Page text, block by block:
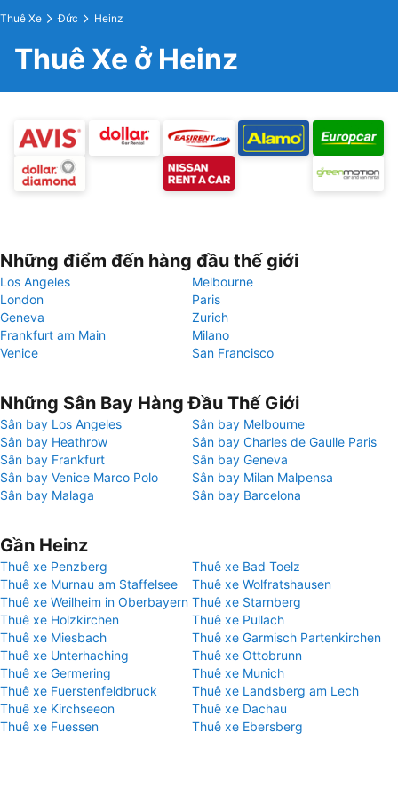
Thuê Xe Đức Heinz
Thuê Xe ở Heinz
Những điểm đến hàng đầu thế giới
Los Angeles
Melbourne
London
Paris
Geneva
Zurich
Frankfurt am Main
Milano
Venice
San Francisco
Những Sân Bay Hàng Đầu Thế Giới
Sân bay Los Angeles
Sân bay Melbourne
Sân bay Heathrow
Sân bay Charles de Gaulle Paris
Sân bay Frankfurt
Sân bay Geneva
Sân bay Venice Marco Polo
Sân bay Milan Malpensa
Sân bay Malaga
Sân bay Barcelona
Gần Heinz
Thuê xe Penzberg
Thuê xe Bad Toelz
Thuê xe Murnau am Staffelsee
Thuê xe Wolfratshausen
Thuê xe Weilheim in Oberbayern Thuê xe Starnberg
Thuê xe Holzkirchen
Thuê xe Pullach
Thuê xe Miesbach
Thuê xe Garmisch Partenkirchen
Thuê xe Unterhaching
Thuê xe Ottobrunn
Thuê xe Germering
Thuê xe Munich
Thuê xe Fuerstenfeldbruck
Thuê xe Landsberg am Lech
Thuê xe Kirchseeon
Thuê xe Dachau
Thuê xe Fuessen
Thuê xe Ebersberg